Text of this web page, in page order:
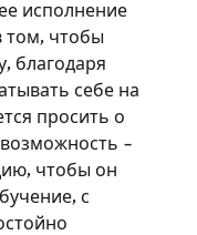
исполнение
том, чтобы
благодаря
себе на
просить о
–
чтобы он
с